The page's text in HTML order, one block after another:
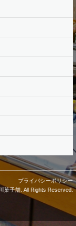
プライバシーポリシー
菓子舗. All Rights Reserved.